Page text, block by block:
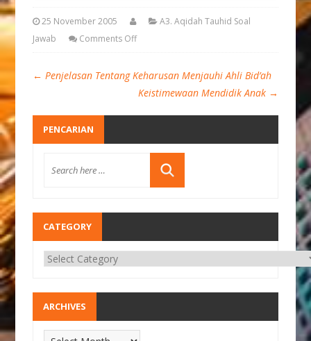
25 November 2005
A3. Aqidah Tauhid Soal
Jawab
Comments Off
← Penjelasan Tentang Keharusan Menjauhi Ahli Bid’ah
Keistimewaan Mendidik Anak →
PENCARIAN
CATEGORY
ARCHIVES